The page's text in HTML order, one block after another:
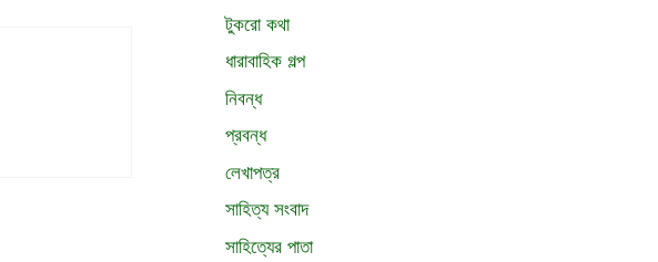
টুকরো কথা
ধারাবাহিক গল্প
নিবন্ধ
প্রবন্ধ
লেখাপত্র
সাহিত্য সংবাদ
সাহিত্যের পাতা